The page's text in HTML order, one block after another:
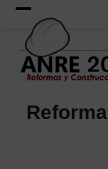
Skip
content
Open
mobile
menu
Close
mobile
menu